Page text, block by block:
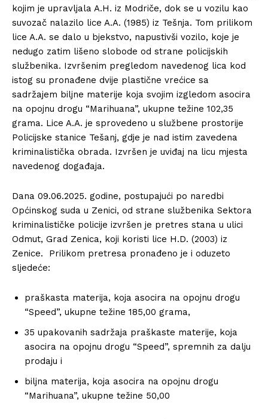
kojim je upravljala A.H. iz Modriče, dok se u vozilu kao
suvozač nalazilo lice A.A. (1985) iz Tešnja. Tom prilikom
lice A.A. se dalo u bjekstvo, napustivši vozilo, koje je
nedugo zatim lišeno slobode od strane policijskih
službenika. Izvršenim pregledom navedenog lica kod
istog su pronađene dvije plastične vrećice sa
sadržajem biljne materije koja svojim izgledom asocira
na opojnu drogu “Marihuana”, ukupne težine 102,35
grama. Lice A.A. je sprovedeno u službene prostorije
Policijske stanice Tešanj, gdje je nad istim zavedena
kriminalistička obrada. Izvršen je uviđaj na licu mjesta
navedenog događaja.
Dana 09.06.2025. godine, postupajući po naredbi
Općinskog suda u Zenici, od strane službenika Sektora
kriminalističke policije izvršen je pretres stana u ulici
Odmut, Grad Zenica, koji koristi lice H.D. (2003) iz
Zenice. Prilikom pretresa pronađeno je i oduzeto
sljedeće:
praškasta materija, koja asocira na opojnu drogu
“Speed”, ukupne težine 185,00 grama,
35 upakovanih sadržaja praškaste materije, koja
asocira na opojnu drogu “Speed”, spremnih za dalju
prodaju i
biljna materija, koja asocira na opojnu drogu
“Marihuana”, ukupne težine 50,00